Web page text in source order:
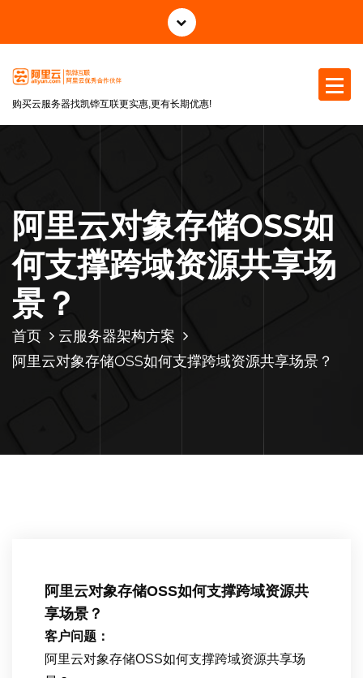
正
购买云服务器找凯铧互联更实惠,更有长期优惠!
阿里云对象存储OSS如
何支撑跨域资源共享场
景？
首页
云服务器架构方案
阿里云对象存储OSS如何支撑跨域资源共享场景？
阿里云对象存储OSS如何支撑跨域资源共
享场景？
客户问题：
阿里云对象存储OSS如何支撑跨域资源共享场